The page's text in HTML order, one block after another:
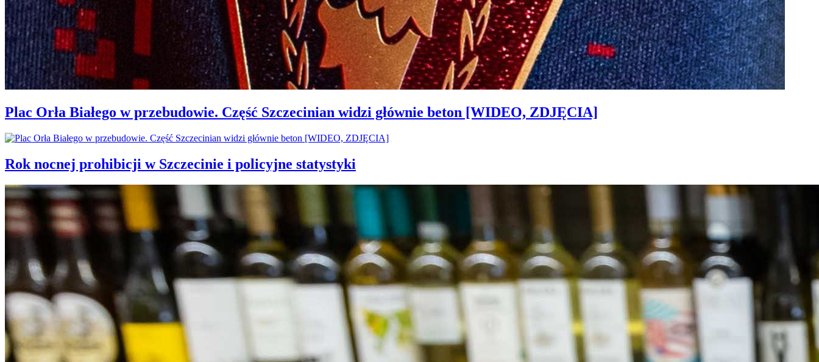
Plac Orła Białego w przebudowie. Część Szczecinian widzi głównie beton [WIDEO, ZDJĘCIA]
Rok nocnej prohibicji w Szczecinie i policyjne statystyki